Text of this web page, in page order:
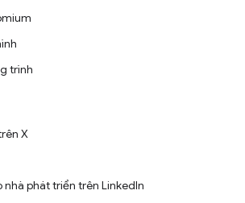
trình
X
phát triển trên LinkedIn